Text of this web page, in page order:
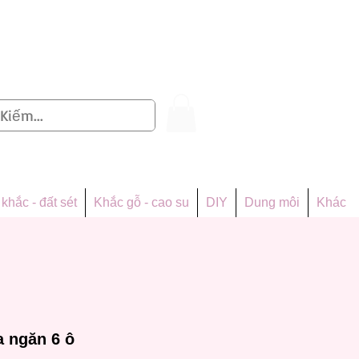
- đất sét Khắc gỗ - cao su DIY Dung môi Khác
ngăn 6 ô